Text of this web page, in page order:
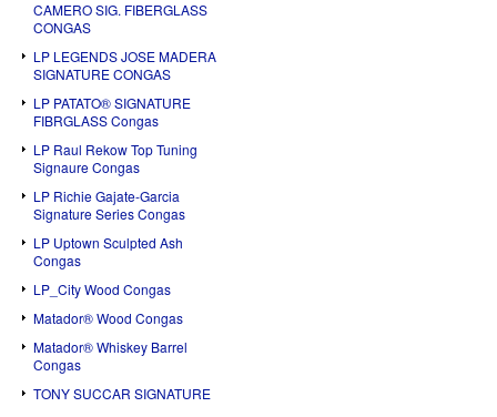
CAMERO SIG. FIBERGLASS
CONGAS
LP LEGENDS JOSE MADERA
SIGNATURE CONGAS
LP PATATO® SIGNATURE
FIBRGLASS Congas
LP Raul Rekow Top Tuning
Signaure Congas
LP Richie Gajate-Garcia
Signature Series Congas
LP Uptown Sculpted Ash
Congas
LP_City Wood Congas
Matador® Wood Congas
Matador® Whiskey Barrel
Congas
TONY SUCCAR SIGNATURE